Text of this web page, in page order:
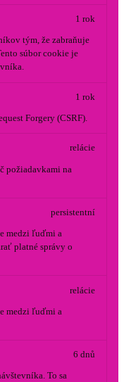
tým, že zabraňuje
súbor cookie je
1 rok
Forgery (CSRF).
1 rok
požiadavkami na
relácie
medzi ľuďmi a
platné správy o
persistentní
medzi ľuďmi a
relácie
To sa
6 dnů